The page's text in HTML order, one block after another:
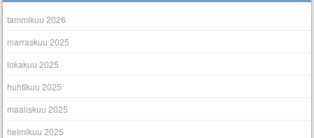
tammikuu 2026
marraskuu 2025
lokakuu 2025
huhtikuu 2025
maaliskuu 2025
helmikuu 2025